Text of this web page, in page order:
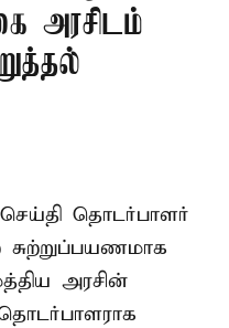
அரசிடம்
செய்தி தொடர்பாளர்
சுற்றுப்பயணமாக
அரசின்